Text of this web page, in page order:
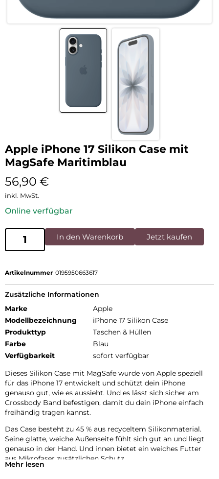
Apple iPhone 17 Silikon Case mit
MagSafe Maritimblau
56,90 €
inkl. MwSt.
Online verfügbar
In den Warenkorb Jetzt kaufen
Artikelnummer 0195950663617
Zusätzliche Informationen
Marke
Apple
Modellbezeichnung
iPhone 17 Silikon Case
Produkttyp
Taschen & Hüllen
Farbe
Blau
Verfügbarkeit
sofort verfügbar
Dieses Silikon Case mit MagSafe wurde von Apple speziell
für das iPhone 17 entwickelt und schützt dein iPhone
genauso gut, wie es aussieht. Und es lässt sich sicher am
Crossbody Band befestigen, damit du dein iPhone einfach
freihändig tragen kannst.
Das Case besteht zu 45 % aus recyceltem Silikon­material.
Seine glatte, weiche Außenseite fühlt sich gut an und liegt
genauso in der Hand. Und innen bietet ein weiches Futter
aus Mikrofaser zusätzlichen Schutz.
Mehr lesen